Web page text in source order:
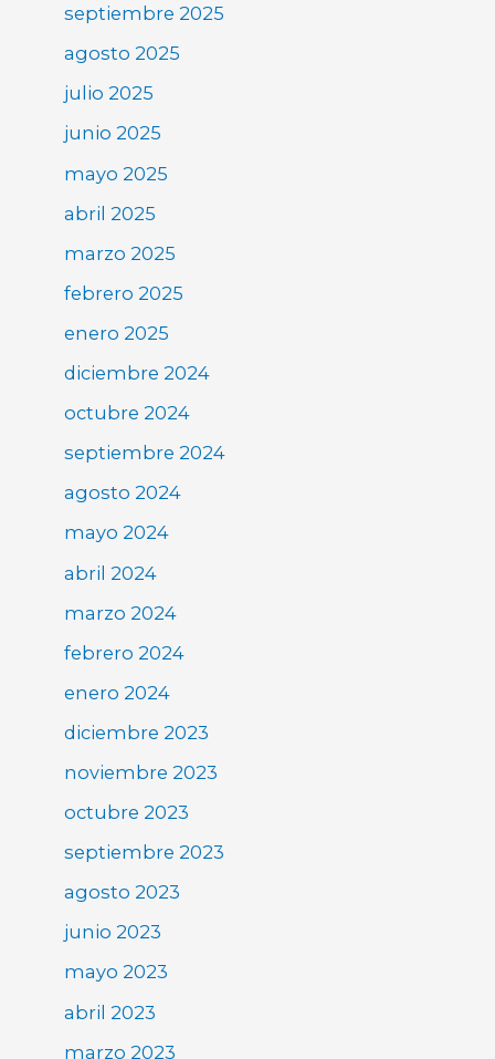
septiembre 2025
agosto 2025
julio 2025
junio 2025
mayo 2025
abril 2025
marzo 2025
febrero 2025
enero 2025
diciembre 2024
octubre 2024
septiembre 2024
agosto 2024
mayo 2024
abril 2024
marzo 2024
febrero 2024
enero 2024
diciembre 2023
noviembre 2023
octubre 2023
septiembre 2023
agosto 2023
junio 2023
mayo 2023
abril 2023
marzo 2023